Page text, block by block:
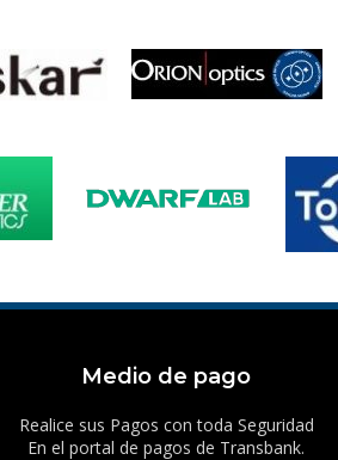
Medio de pago
Realice sus Pagos con toda Seguridad
En el portal de pagos de Transbank.